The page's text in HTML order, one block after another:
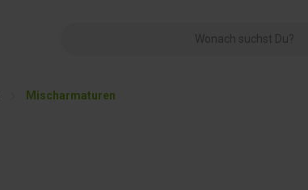
Mischarmaturen